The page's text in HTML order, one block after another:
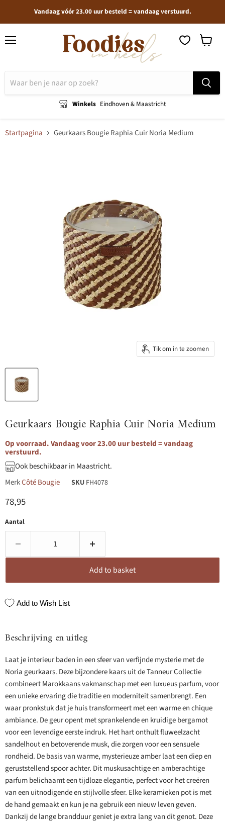
Vandaag vóór 23.00 uur besteld = vandaag verstuurd.
Winkels Eindhoven & Maastricht
Startpagina Geurkaars Bougie Raphia Cuir Noria Medium
Tik om in te zoomen
Geurkaars Bougie Raphia Cuir Noria Medium
Op voorraad. Vandaag voor 23.00 uur besteld = vandaag
verstuurd.
Ook beschikbaar in Maastricht.
MerkCôté Bougie SKU FH4078
Huidige prijs
78,95
Aantal
Add to basket
Add to Wish List
Beschrijving en uitleg
Laat je interieur baden in een sfeer van verfijnde mysterie met de
Noria geurkaars. Deze bijzondere kaars uit de Tanneur Collectie
combineert Marokkaans vakmanschap met een luxueus parfum, voor
een unieke ervaring die traditie en moderniteit samenbrengt. Een
waar pronkstuk dat je huis transformeert met een warme en chique
ambiance. De geur opent met sprankelende en kruidige bergamot
voor een levendige eerste indruk. Het hart onthult fluweelzacht
sandelhout en betoverende musk, die zorgen voor een sensuele
rondheid. De basis van warme, mysterieuze amber laat een diep en
geruststellend spoor achter. Dit muskusachtige en amberachtige
parfum belichaamt een tijdloze elegantie, perfect voor het creëren
van een uitnodigende en stijlvolle sfeer. Elke keramieken pot is met
de hand gemaakt en kun je na gebruik een nieuw leven geven.
Dankzij de lange brandduur geniet je extra lang van dit genot. Deze